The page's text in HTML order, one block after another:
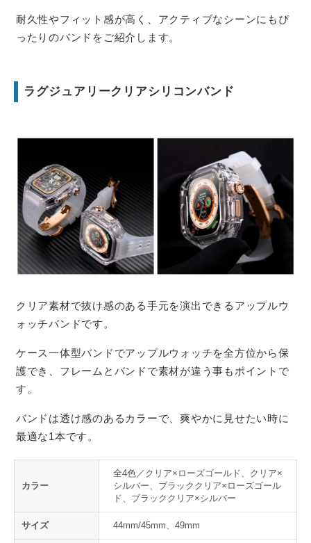
耐久性やフィット感が高く、アクティブなシーンにもぴ
ったりのバンドをご紹介します。
ラグジュアリークリアシリコンバンド
クリア素材で抜け感のある手元を演出できるアップルウ
ォッチバンドです。
ケース一体型バンドでアップルウォッチを全方位から保
護でき、フレームとバンドで素材が違う事もポイントで
す。
バンドは透け感のあるカラーで、爽やかに見せたい時に
最適な1本です。
カラー
全4色／クリア×ローズゴールド、クリア×
シルバー、ブラッククリア×ローズゴール
ド、ブラッククリア×シルバー
サイズ 44mm/45mm、49mm